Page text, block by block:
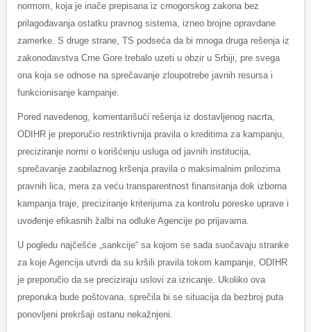
normom, koja je inače prepisana iz crnogorskog zakona bez
prilagođavanja ostatku pravnog sistema, izneo brojne opravdane
zamerke. S druge strane, TS podseća da bi mnoga druga rešenja iz
zakonodavstva Crne Gore trebalo uzeti u obzir u Srbiji, pre svega
ona koja se odnose na sprečavanje zloupotrebe javnih resursa i
funkcionisanje kampanje.
Pored navedenog, komentarišući rešenja iz dostavljenog nacrta,
ODIHR je preporučio restriktivnija pravila o kreditima za kampanju,
preciziranje normi o korišćenju usluga od javnih institucija,
sprečavanje zaobilaznog kršenja pravila o maksimalnim prilozima
pravnih lica, mera za veću transparentnost finansiranja dok izborna
kampanja traje, preciziranje kriterijuma za kontrolu poreske uprave i
uvođenje efikasnih žalbi na odluke Agencije po prijavama.
U pogledu najčešće „sankcije“ sa kojom se sada suočavaju stranke
za koje Agencija utvrdi da su kršili pravila tokom kampanje, ODIHR
je preporučio da se preciziraju uslovi za izricanje. Ukoliko ova
preporuka bude poštovana, sprečila bi se situacija da bezbroj puta
ponovljeni prekršaji ostanu nekažnjeni.